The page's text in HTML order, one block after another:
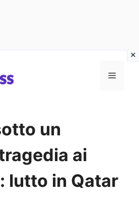
MENU
un
ai
lutto in Qatar